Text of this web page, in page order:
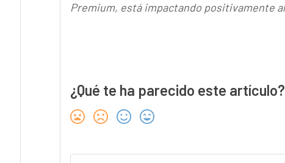
Premium, está impactando positivamente
¿Qué te ha parecido este artículo?